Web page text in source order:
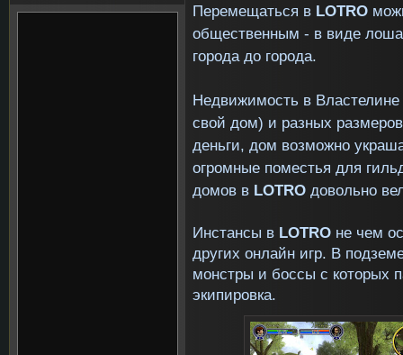
Перемещаться в LOTRO
общественным - в виде
города до города.
Недвижимость в
свой дом) и разных
деньги, дом возможно
огромные поместья для
домов в LOTRO довольно
Инстансы в LOTRO не чем
других онлайн игр. В
монстры и боссы с которых
экипировка.